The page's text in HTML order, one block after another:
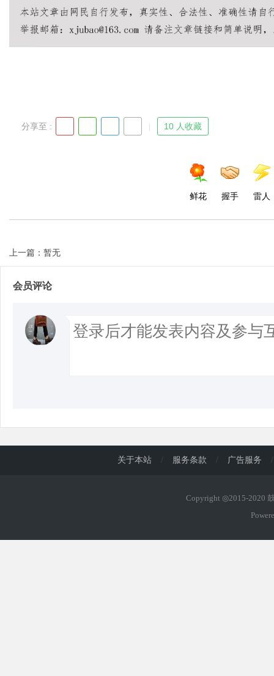
分享至 : 10 人收藏
鲜花 握手 雷人
上一篇：暂无
会员评论
关于本站 / 服务条款 / 广告服务 /
Copyright ◎2015-2020